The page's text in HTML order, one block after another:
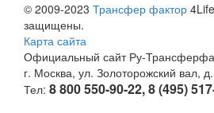
© 2009-2023 Трансфер фактор
защищены.
Карта сайта
Официальный сайт Ру-
г. Москва, ул. Золоторожский вал,
Тел: 8 800 550-90-22, 8 (495)